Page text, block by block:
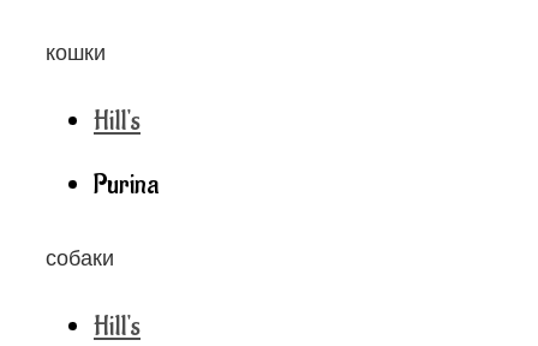
кошки
Hill's
Purina
собаки
Hill's